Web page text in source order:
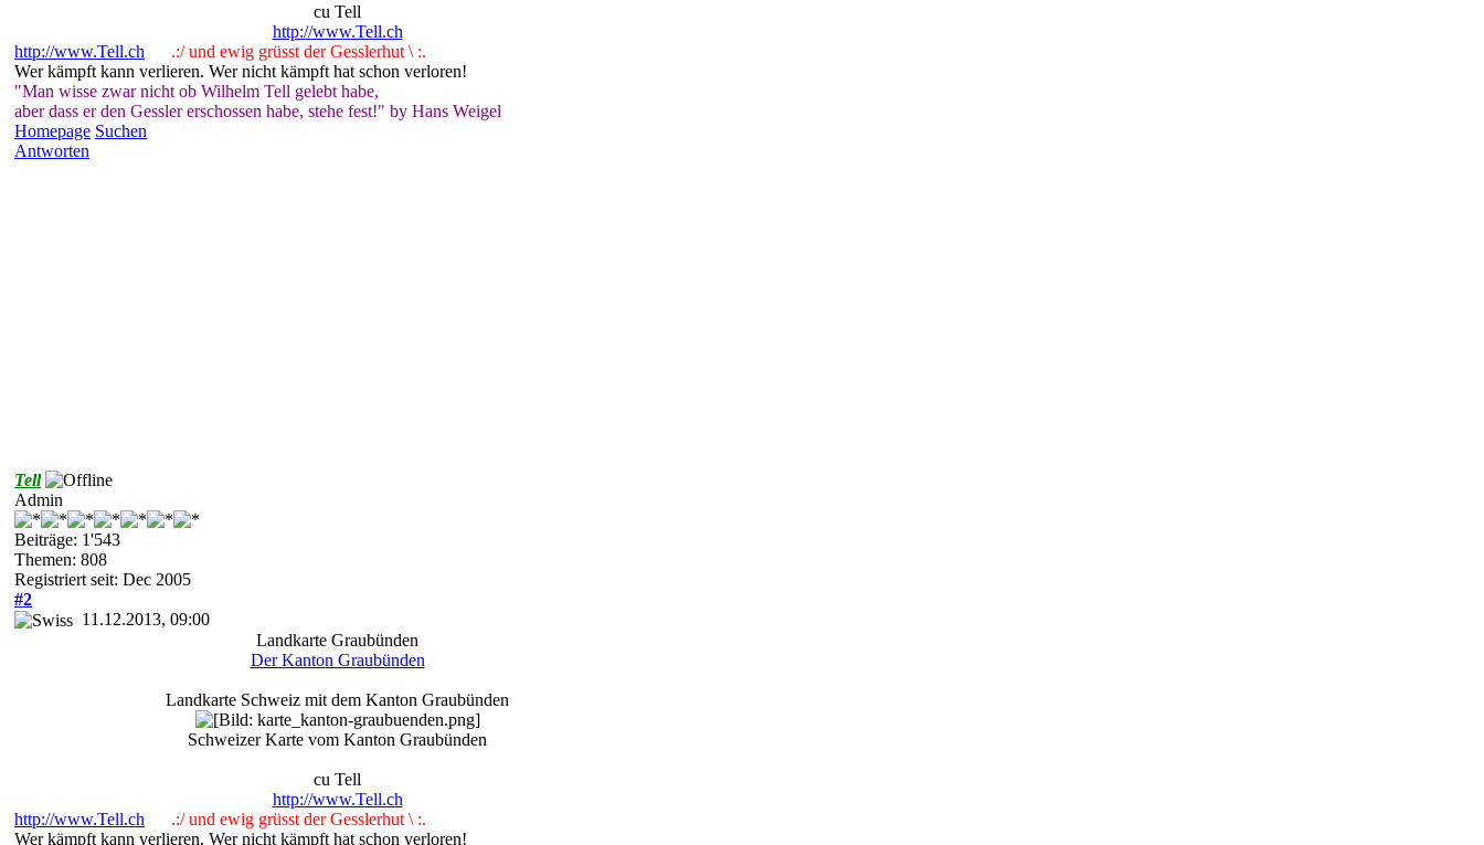
cu Tell
http://www.Tell.ch
http://www.Tell.ch
.:/ und ewig grüsst der Gesslerhut \ :.
Wer kämpft kann verlieren. Wer nicht kämpft hat schon verloren!
"Man wisse zwar nicht ob Wilhelm Tell gelebt habe,
aber dass er den Gessler erschossen habe, stehe fest!" by Hans Weigel
Homepage Suchen
Antworten
Tell
Admin
Beiträge: 1'543
Themen: 808
Registriert seit: Dec 2005
#2
11.12.2013, 09:00
Landkarte Graubünden
Der Kanton Graubünden
Landkarte Schweiz mit dem Kanton Graubünden
Schweizer Karte vom Kanton Graubünden
cu Tell
http://www.Tell.ch
http://www.Tell.ch
.:/ und ewig grüsst der Gesslerhut \ :.
Wer kämpft kann verlieren. Wer nicht kämpft hat schon verloren!